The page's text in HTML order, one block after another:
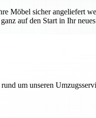
Möbel sicher angeliefert
auf den Start in Ihr
um unseren